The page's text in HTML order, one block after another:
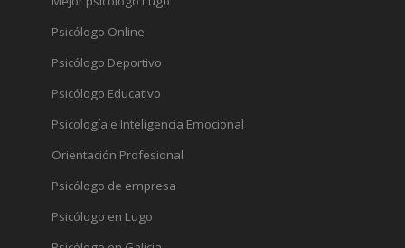
Psicólogo Online
Psicólogo Deportivo
Psicólogo Educativo
Psicología e Inteligencia Emocional
Orientación Profesional
Psicólogo de empresa
Psicólogo en Lugo